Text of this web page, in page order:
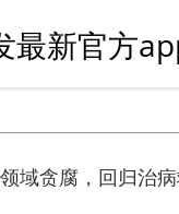
最新官方
域贪腐，回归治